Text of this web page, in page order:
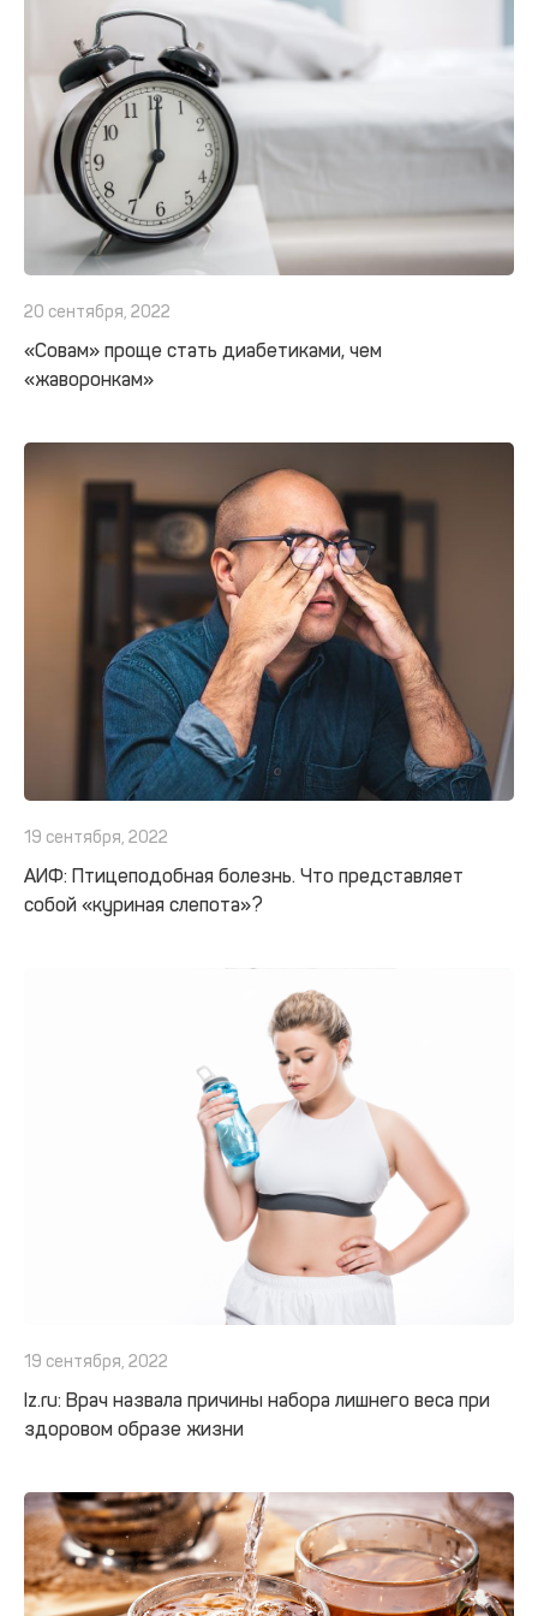
20 сентября, 2022
«Совам» проще стать диабетиками, чем
«жаворонкам»
19 сентября, 2022
АИФ: Птицеподобная болезнь. Что представляет
собой «куриная слепота»?
19 сентября, 2022
Iz.ru: Врач назвала причины набора лишнего веса при
здоровом образе жизни